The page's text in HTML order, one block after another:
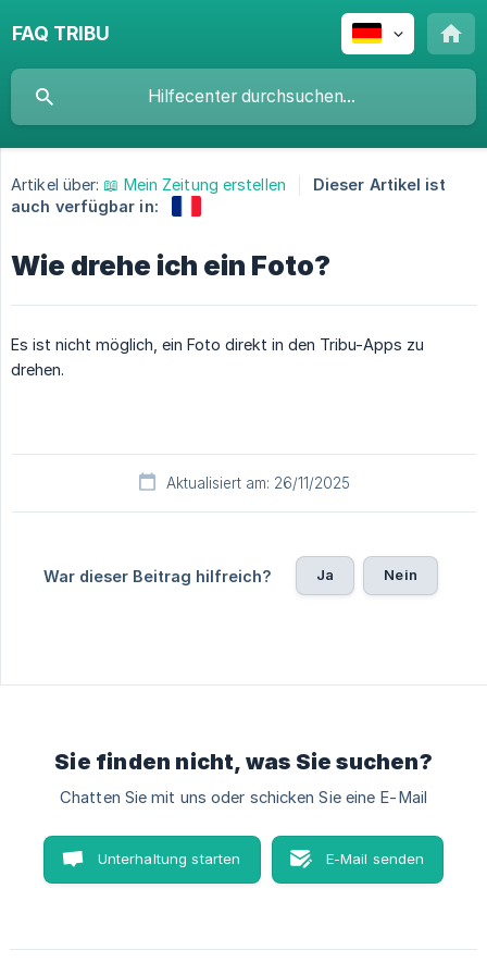
FAQ TRIBU
Artikel über: 📖 Mein Zeitung erstellen
Dieser Artikel ist
auch verfügbar in:
Wie drehe ich ein Foto?
Es ist nicht möglich, ein Foto direkt in den Tribu-Apps zu
drehen.
Aktualisiert am: 26/11/2025
War dieser Beitrag hilfreich? Ja Nein
Sie finden nicht, was Sie suchen?
Chatten Sie mit uns oder schicken Sie eine E-Mail
Unterhaltung starten E-Mail senden